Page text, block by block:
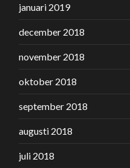
januari 2019
december 2018
november 2018
oktober 2018
september 2018
augusti 2018
juli 2018